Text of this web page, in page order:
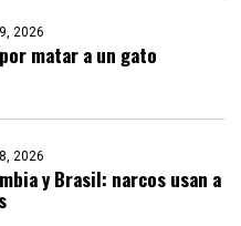
2026
matar a un gato
2026
y Brasil: narcos usan a